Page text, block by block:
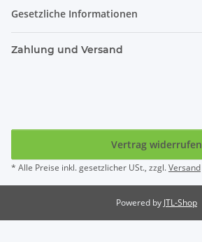
Gesetzliche Informationen
Zahlung und Versand
Vertrag widerrufen
* Alle Preise inkl. gesetzlicher USt., zzgl.Versand
Powered by JTL-Shop